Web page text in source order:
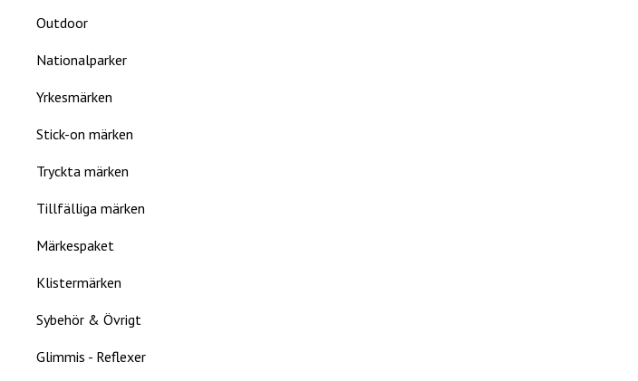
Outdoor
Nationalparker
Yrkesmärken
Stick-on märken
Tryckta märken
Tillfälliga märken
Märkespaket
Klistermärken
Sybehör & Övrigt
Glimmis - Reflexer